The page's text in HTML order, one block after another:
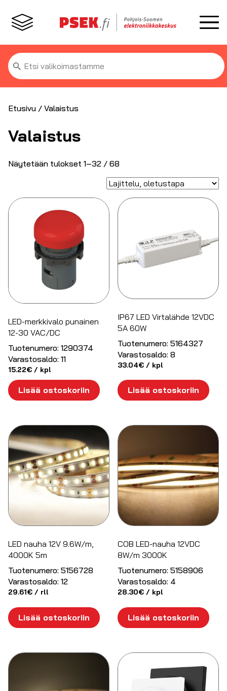
Etsi:
Etusivu / Valaistus
Valaistus
Näytetään tulokset 1–32 / 68
LED-merkkivalo punainen
12-30 VAC/DC
Tuotenumero: 1290374
Varastosaldo: 11
15.22€ / kpl
Lisää ostoskoriin
IP67 LED Virtalähde 12VDC
5A 60W
Tuotenumero: 5164327
Varastosaldo: 8
33.04€ / kpl
Lisää ostoskoriin
LED nauha 12V 9.6W/m,
4000K 5m
Tuotenumero: 5156728
Varastosaldo: 12
29.61€ / rll
Lisää ostoskoriin
COB LED-nauha 12VDC
8W/m 3000K
Tuotenumero: 5158906
Varastosaldo: 4
28.30€ / kpl
Lisää ostoskoriin